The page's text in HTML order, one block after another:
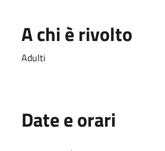
A chi è rivolto
Adulti
Date e orari